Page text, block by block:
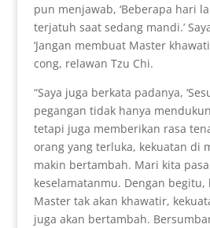
pun menjawab, ‘Beberapa hari
terjatuh saat sedang mandi.’
‘Jangan membuat Master
cong, relawan Tzu Chi.
“Saya juga berkata padanya,
pegangan tidak hanya
tetapi juga memberikan rasa
orang yang terluka, kekuatan di
makin bertambah. Mari kita
keselamatanmu. Dengan
Master tak akan khawatir,
juga akan bertambah.